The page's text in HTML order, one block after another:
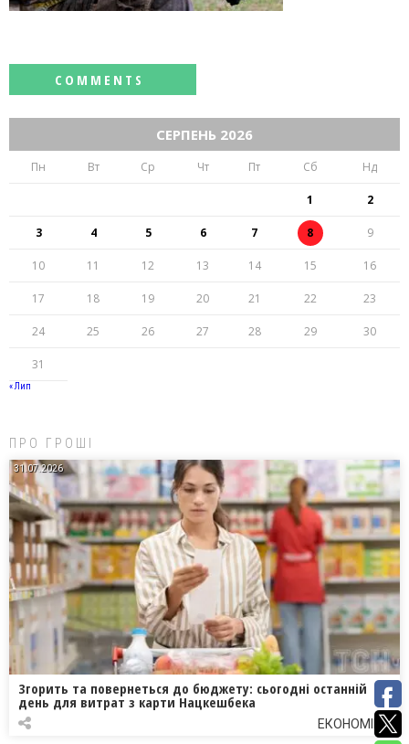
СЕРПЕНЬ 2026
Пн Вт Ср Чт Пт Сб Нд
1 2
3 4 5 6 7 8 9
10 11 12 13 14 15 16
17 18 19 20 21 22 23
24 25 26 27 28 29 30
31
« Лип
ПРО ГРОШІ
31.07.2026
Згорить та повернеться до бюджету: сьогодні останній
день для витрат з карти Нацкешбека
ЕКОНОМІКА